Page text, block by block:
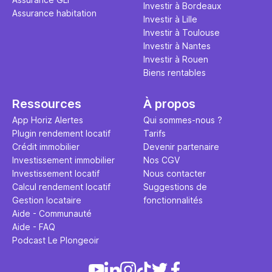
Assurance habitation
Investir à Bordeaux
Investir à Lille
Investir à Toulouse
Investir à Nantes
Investir à Rouen
Biens rentables
Ressources
App Horiz Alertes
Plugin rendement locatif
Crédit immobilier
Investissement immobilier
Investissement locatif
Calcul rendement locatif
Gestion locataire
Aide - Communauté
Aide - FAQ
Podcast Le Plongeoir
À propos
Qui sommes-nous ?
Tarifs
Devenir partenaire
Nos CGV
Nous contacter
Suggestions de
fonctionnalités